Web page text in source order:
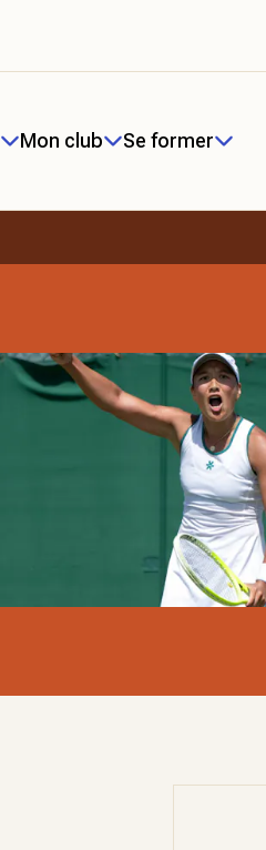
Mon club Se former